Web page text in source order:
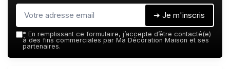
➔ Je m'inscris
* En remplissant ce formulaire, j’accepte d’être contacté(e)
à des fins commerciales par Ma Décoration Maison et ses
partenaires.